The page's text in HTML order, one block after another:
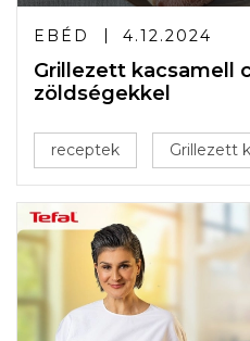
EBÉD 4.12.2024
Grillezett kacsamell
zöldségekkel
receptek Grillezett